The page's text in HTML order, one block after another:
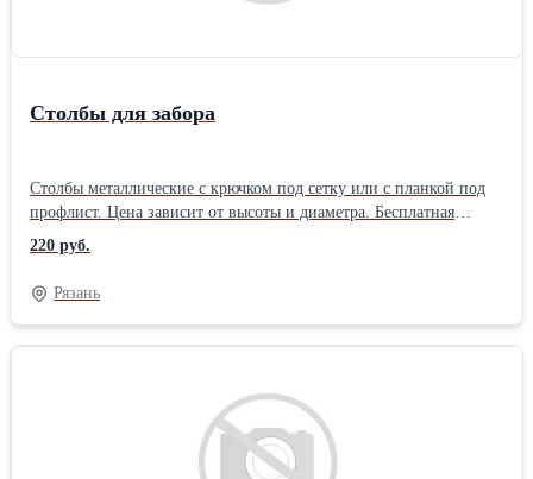
Столбы для забора
Столбы металлические с крючком под сетку или с планкой под
профлист. Цена зависит от высоты и диаметра. Бесплатная
доставка по всей области.
220 руб.
Рязань